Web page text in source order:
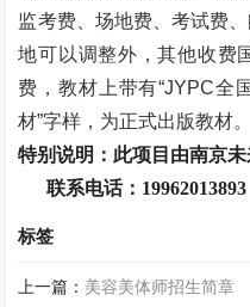
监考费、场地费、考试费
地可以调整外，其他收费
费，教材上带有“JYPC全
材”字样，为正式出版教材。
特别说明：此项目由南京
联系电话： 19962013893
标签
上一篇： 美容美体师招生简章